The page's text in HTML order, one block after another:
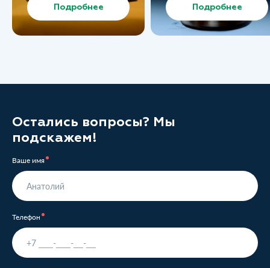
Подробнее Подробнее
Остались вопросы? Мы
подскажем!
Ваше имя
Телефон